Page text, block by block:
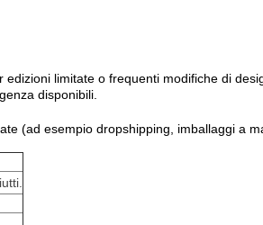
limitate o frequenti modifiche di
disponibili.
(ad esempio dropshipping, imballaggi a